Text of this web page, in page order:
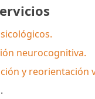
neurocognitiva.
y reorientación